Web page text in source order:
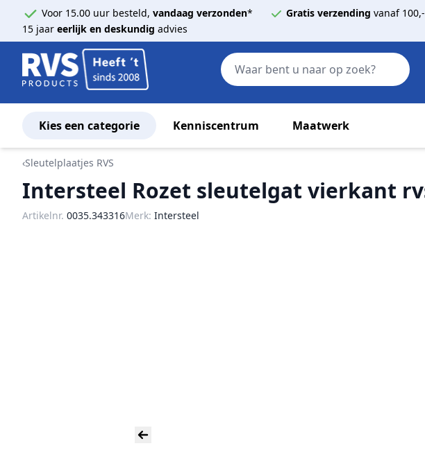
Voor 15.00 uur besteld, vandaag verzonden* Gratis verzending vanaf 100,-
15 jaar eerlijk en deskundig advies
Kies een categorie Kenniscentrum Maatwerk
Ga naar de inhoud
‹Sleutelplaatjes RVS
Intersteel Rozet sleutelgat vierkant
Artikelnr. 0035.343316Merk: Intersteel